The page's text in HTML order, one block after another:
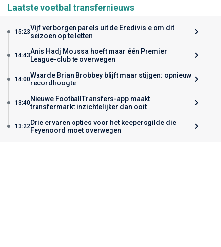
Laatste voetbal transfernieuws
15:23Vijf verborgen parels uit de Eredivisie om dit
seizoen op te letten
14:43Anis Hadj Moussa hoeft maar één Premier
League-club te overwegen
14:00Waarde Brian Brobbey blijft maar stijgen: opnieuw
recordhoogte
13:40Nieuwe FootballTransfers-app maakt
transfermarkt inzichtelijker dan ooit
13:22Drie ervaren opties voor het keepersgilde die
Feyenoord moet overwegen